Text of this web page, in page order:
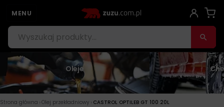
MENU
Oleje
Strona główna › Olej przekładniowy › CASTROL OPTILEB GT 100 20L